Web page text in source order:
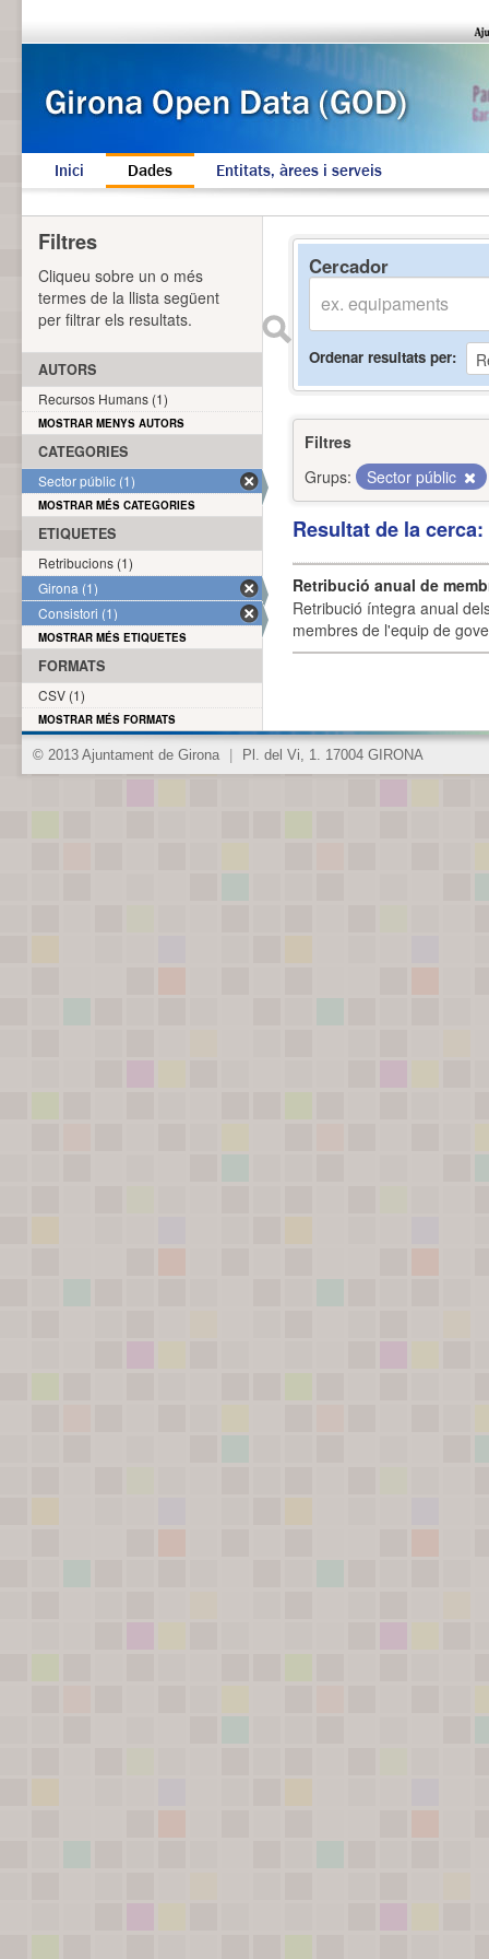
Inici Dades Entitats, àrees i serveis
Cercador
Ordenar resultats per
Filtres
Grups:
Sector públic
Resultat de la
Retribució anual de
Retribució íntegra anual
membres de l'equip de
Filtres
Cliqueu sobre un o més
termes de la llista següent
per filtrar els resultats.
AUTORS
Recursos Humans (1)
MOSTRAR MENYS AUTORS
CATEGORIES
Sector públic (1)
MOSTRAR MÉS CATEGORIES
ETIQUETES
Retribucions (1)
Girona (1)
Consistori (1)
MOSTRAR MÉS ETIQUETES
FORMATS
CSV (1)
MOSTRAR MÉS FORMATS
© 2013 Ajuntament de Girona Pl. del Vi, 1. 17004 GIRONA